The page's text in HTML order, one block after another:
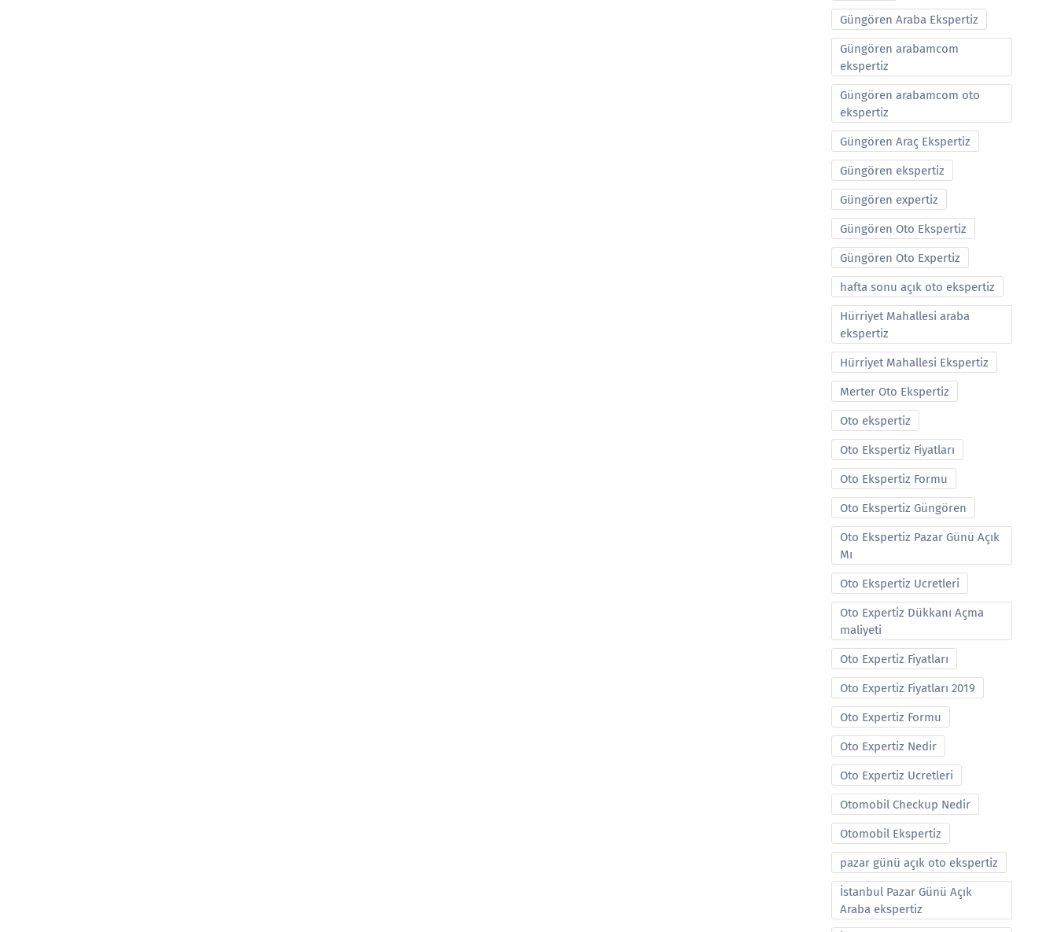
Güngören Araba Ekspertiz
Güngören arabamcom
ekspertiz
Güngören arabamcom oto
ekspertiz
Güngören Araç Ekspertiz
Güngören ekspertiz
Güngören expertiz
Güngören Oto Ekspertiz
Güngören Oto Expertiz
hafta sonu açık oto ekspertiz
Hürriyet Mahallesi araba
ekspertiz
Hürriyet Mahallesi Ekspertiz
Merter Oto Ekspertiz
Oto ekspertiz
Oto Ekspertiz Fiyatları
Oto Ekspertiz Formu
Oto Ekspertiz Güngören
Oto Ekspertiz Pazar Günü Açık
Mı
Oto Ekspertiz Ucretleri
Oto Expertiz Dükkanı Açma
maliyeti
Oto Expertiz Fiyatları
Oto Expertiz Fiyatları 2019
Oto Expertiz Formu
Oto Expertiz Nedir
Oto Expertiz Ucretleri
Otomobil Checkup Nedir
Otomobil Ekspertiz
pazar günü açık oto ekspertiz
İstanbul Pazar Günü Açık
Araba ekspertiz